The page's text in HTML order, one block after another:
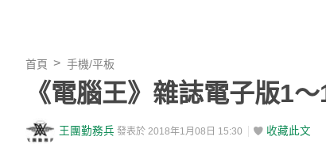
首頁 手機/平板
《電腦王》雜誌電子版1
王團勤務兵 發表於 2018年1月08日 15:30 收藏此文